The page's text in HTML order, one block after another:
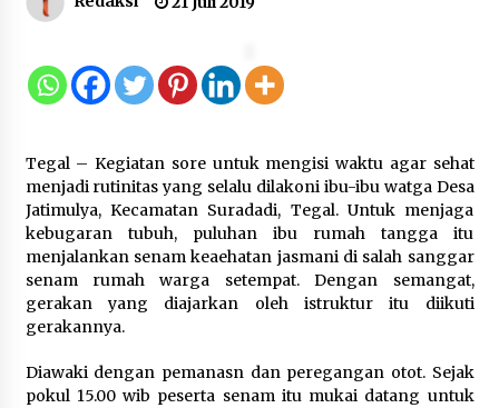
Pendalaman Materi Penyusunan
Produk Hukum Daerah
Kemenkum Malut Harmonisasi
Rancangan Perbup Pengadaan
Barang dan Jasa pada BUMD
Halteng
7 Agustus 2026
Solusi’, Menkum Dorong
Transformasi Digital
Tegal – Kegiatan sore untuk mengisi waktu agar sehat
menjadi rutinitas yang selalu dilakoni ibu-ibu watga Desa
Jatimulya, Kecamatan Suradadi, Tegal. Untuk menjaga
kebugaran tubuh, puluhan ibu rumah tangga itu
menjalankan senam keaehatan jasmani di salah sanggar
senam rumah warga setempat. Dengan semangat,
gerakan yang diajarkan oleh istruktur itu diikuti
gerakannya.
Diawaki dengan pemanasn dan peregangan otot. Sejak
pokul 15.00 wib peserta senam itu mukai datang untuk